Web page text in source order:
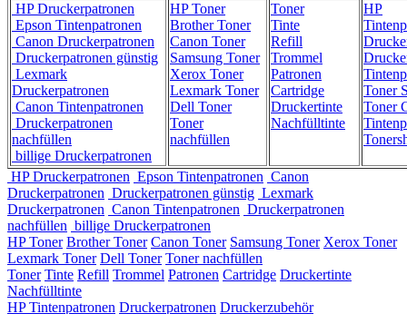
HP Druckerpatronen
Epson Tintenpatronen
Canon Druckerpatronen
Druckerpatronen günstig
Lexmark
Druckerpatronen
Canon Tintenpatronen
Druckerpatronen
nachfüllen
billige Druckerpatronen
HP Toner
Brother Toner
Canon Toner
Samsung Toner
Xerox Toner
Lexmark Toner
Dell Toner
Toner
nachfüllen
Toner
Tinte
Refill
Trommel
Patronen
Cartridge
Druckertinte
Nachfülltinte
HP
Toner
Toner
HP Druckerpatronen Epson Tintenpatronen Canon
Druckerpatronen Druckerpatronen günstig Lexmark
Druckerpatronen Canon Tintenpatronen Druckerpatronen
nachfüllen billige Druckerpatronen
HP Toner Brother Toner Canon Toner Samsung Toner Xerox Toner
Lexmark Toner Dell Toner Toner nachfüllen
Toner Tinte Refill Trommel Patronen Cartridge Druckertinte
Nachfülltinte
HP Tintenpatronen Druckerpatronen Druckerzubehör